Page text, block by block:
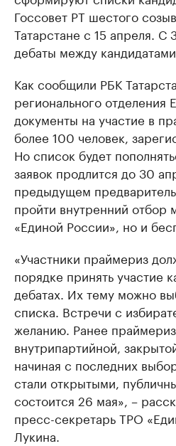
Госсовет РТ шестого
Татарстане с 15 апреля. С
дебаты между
Как сообщили РБК
регионального
документы на участие в
более 100 человек,
Но список будет
заявок продлится до 30
предыдущем
пройти внутренний отбор
«Единой России», но и
«Участники праймериз
порядке принять участие
дебатах. Их тему можно
списка. Встречи с
желанию. Ранее
внутрипартийной,
начиная с последних
стали открытыми,
состоится 26 мая», –
пресс-секретарь ТРО
Лукина.